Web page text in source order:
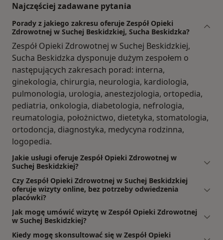
Najczęściej zadawane pytania
Porady z jakiego zakresu oferuje Zespół Opieki
Zdrowotnej w Suchej Beskidzkiej, Sucha Beskidzka?
Zespół Opieki Zdrowotnej w Suchej Beskidzkiej,
Sucha Beskidzka dysponuje dużym zespołem o
następujących zakresach porad: interna,
ginekologia, chirurgia, neurologia, kardiologia,
pulmonologia, urologia, anestezjologia, ortopedia,
pediatria, onkologia, diabetologia, nefrologia,
reumatologia, położnictwo, dietetyka, stomatologia,
ortodoncja, diagnostyka, medycyna rodzinna,
logopedia.
Jakie usługi oferuje Zespół Opieki Zdrowotnej w
Suchej Beskidzkiej?
Czy Zespół Opieki Zdrowotnej w Suchej Beskidzkiej
oferuje wizyty online, bez potrzeby odwiedzenia
placówki?
Jak mogę umówić wizytę w Zespół Opieki Zdrowotnej
w Suchej Beskidzkiej?
Kiedy mogę skonsultować się w Zespół Opieki